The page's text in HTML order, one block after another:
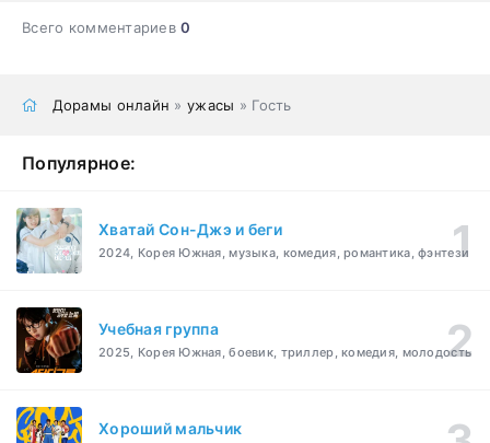
Всего комментариев0
Дорамы онлайн »ужасы » Гость
Популярное:
Хватай Сон-Джэ и беги
2024, Корея Южная, музыка, комедия, романтика, фэнтези
Учебная группа
2025, Корея Южная, боевик, триллер, комедия, молодость
Хороший мальчик